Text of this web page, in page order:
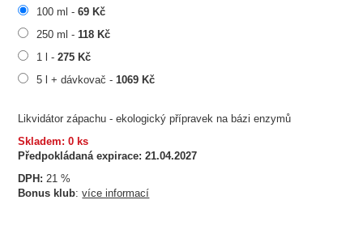
Likvidátor zápachu - ekologický přípravek na bázi enzymů
Skladem: 0 ks
Předpokládaná expirace: 21.04.2027
DPH: 21 %
Bonus klub:více informací
100 ml -69 Kč
250 ml -118 Kč
1 l -275 Kč
5 l + dávkovač -1069 Kč